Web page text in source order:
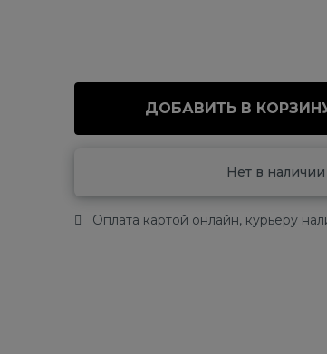
ДОБАВИТЬ В
Нет в наличии
Оплата картой онлайн, курьеру